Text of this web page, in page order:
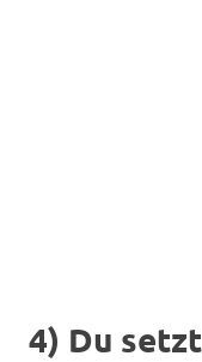
4) Du